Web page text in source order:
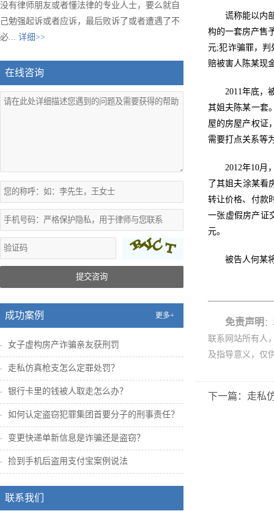
没有律师朋友或者懂法律的专业人士，要么就自
己勉强起诉或者应诉，最后败诉了或者遭遇了不
必... 详细>>
在线咨询
提交咨询
成功案例 更多+
女子虚构房产诈骗亲友获刑罚
走私仿真枪支怎么定罪处罚？
银行卡里的钱被人取走怎么办？
如何认定盗窃犯罪集团首要分子的刑事责任？
变更快递单新信息是诈骗还是盗窃？
捡到手机后盗用支付宝案例说法
联系我们
谎称能以内
构的一套房产售
元;犯诈骗罪，判
赔被害人陈某现
2011年底，
其姐夫陈某一套
屋的房屋产权证
需要打点关系等
2012年10月
了其姐夫涂某看
转让价格、付款
一张虚假房产证
元。
被告人何某
免责声明
联系网站所有人
及指导意义，仅
下一篇：走私